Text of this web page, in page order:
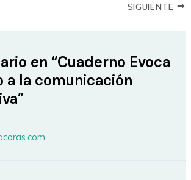
SIGUIENTE
en “Cuaderno Evoca
a la comunicación